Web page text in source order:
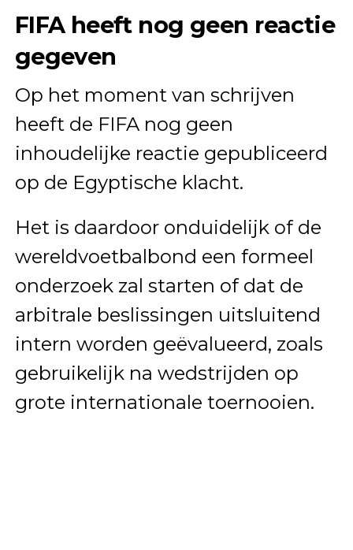
FIFA heeft nog geen reactie
gegeven
Op het moment van schrijven
heeft de FIFA nog geen
inhoudelijke reactie gepubliceerd
op de Egyptische klacht.
Het is daardoor onduidelijk of de
wereldvoetbalbond een formeel
onderzoek zal starten of dat de
arbitrale beslissingen uitsluitend
intern worden geëvalueerd, zoals
gebruikelijk na wedstrijden op
grote internationale toernooien.